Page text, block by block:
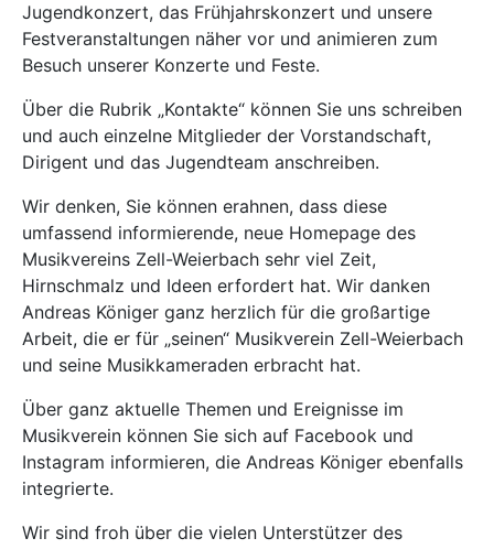
Jugendkonzert, das Frühjahrskonzert und unsere
Festveranstaltungen näher vor und animieren zum
Besuch unserer Konzerte und Feste.
Über die Rubrik „Kontakte“ können Sie uns schreiben
und auch einzelne Mitglieder der Vorstandschaft,
Dirigent und das Jugendteam anschreiben.
Wir denken, Sie können erahnen, dass diese
umfassend informierende, neue Homepage des
Musikvereins Zell-Weierbach sehr viel Zeit,
Hirnschmalz und Ideen erfordert hat. Wir danken
Andreas Königer ganz herzlich für die großartige
Arbeit, die er für „seinen“ Musikverein Zell-Weierbach
und seine Musikkameraden erbracht hat.
Über ganz aktuelle Themen und Ereignisse im
Musikverein können Sie sich auf Facebook und
Instagram informieren, die Andreas Königer ebenfalls
integrierte.
Wir sind froh über die vielen Unterstützer des